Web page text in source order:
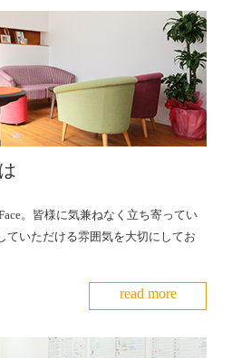
。皆様に気兼ねなく立ち寄ってい
ていただける雰囲気を大切にしてお
read more